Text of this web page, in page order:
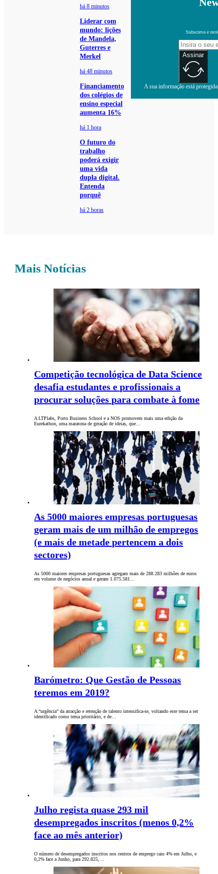
há 8 minutos
Liderar com
mundo: lições
de Mandela,
Guterres e
Merkel
há 48 minutos
Financiamento
dos colégios de
ensino especial
aumenta 16%
há 1 hora
O futuro do
trabalho
poderá exigir
uma vida
dupla digital.
Entenda
porquê
há 2 horas
Subscreva e
Assinar
A sua informação está
Mais Notícias
Competição tecnológica de Data Science
desafia estudantes e profissionais a
procurar soluções para combate à fome
A LTPlabs, Porto Business School e a NOS promovem mais uma edição da
Eurekathon, uma maratona de geração de ideias, que…
As 5000 maiores empresas portuguesas
geram mais de um milhão de empregos
(e mais de metade pertencem a dois
sectores)
As 5000 maiores empresas portuguesas agregam mais de 288.283 milhões de euros
em volume de negócios anual e geram 1.075.581…
Barómetro: Que Gestão de Pessoas
teremos em 2019?
A “urgência” da atracção e retenção de talento intensifica-se, voltando este tema a ser
identificado como tema prioritário, e de…
Julho regista quase 293 mil
desempregados inscritos (menos 0,2%
face ao mês anterior)
O número de desempregados inscritos nos centros de emprego caiu 4% em Julho, e
0,2% face a Junho, para 292.825,…